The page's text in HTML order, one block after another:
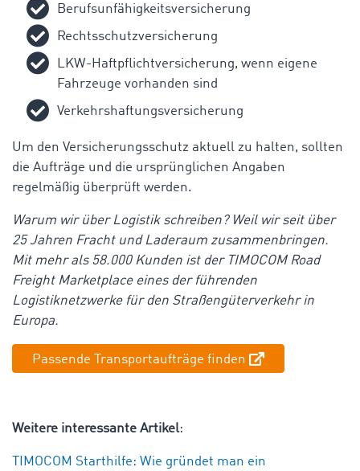
Berufsunfähigkeitsversicherung
Rechtsschutzversicherung
LKW-Haftpflichtversicherung, wenn eigene
Fahrzeuge vorhanden sind
Verkehrshaftungsversicherung
Um den Versicherungsschutz aktuell zu halten, sollten
die Aufträge und die ursprünglichen Angaben
regelmäßig überprüft werden.
Warum wir über Logistik schreiben? Weil wir seit über
25 Jahren Fracht und Laderaum zusammenbringen.
Mit mehr als 58.000 Kunden ist der TIMOCOM Road
Freight Marketplace eines der führenden
Logistiknetzwerke für den Straßengüterverkehr in
Europa.
Passende Transportaufträge finden
Weitere interessante Artikel:
TIMOCOM Starthilfe: Wie gründet man ein